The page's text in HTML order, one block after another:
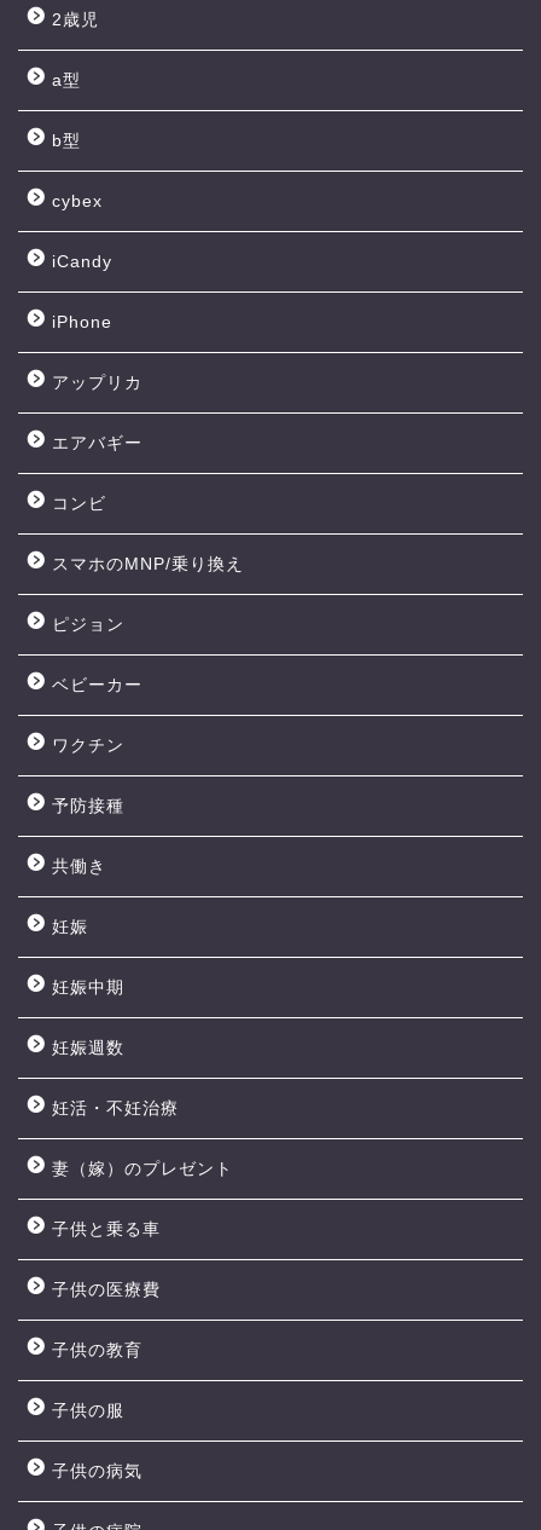
2歳児
a型
b型
cybex
iCandy
iPhone
アップリカ
エアバギー
コンビ
スマホのMNP/乗り換え
ピジョン
ベビーカー
ワクチン
予防接種
共働き
妊娠
妊娠中期
妊娠週数
妊活・不妊治療
妻（嫁）のプレゼント
子供と乗る車
子供の医療費
子供の教育
子供の服
子供の病気